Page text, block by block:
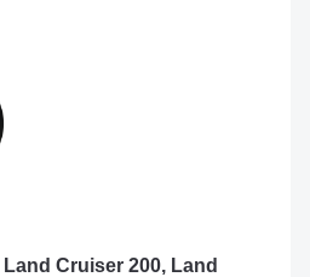
Cruiser 200, Land